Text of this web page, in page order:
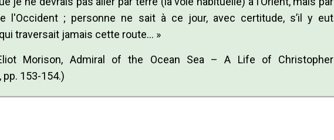
l'Occident ; personne ne sait à ce jour, avec certitude, s’il y eut
traversait jamais cette route… »
Morison, Admiral of the Ocean Sea – A Life of Christopher
pp. 153-154.)